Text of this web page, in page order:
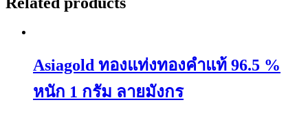
Asiagold ทองแท่งทองคำแท้ 96.5 %
หนัก 1 กรัม ลายมังกร